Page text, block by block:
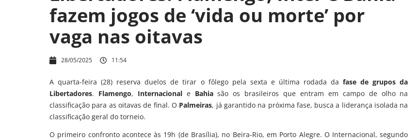
fazem jogos de ‘vida ou morte’ por
vaga nas oitavas
28/05/2025 11:54
A quarta-feira (28) reserva duelos de tirar o fôlego pela sexta e última rodada dafase de grupos da
Libertadores. Flamengo, Internacional e Bahiasão os brasileiros que entram em campo de olho na
classificação para as oitavas de final. O Palmeiras, já garantido na próxima fase, busca a liderança isolada na
classificação geral do torneio.
O primeiro confronto acontece às 19h (de Brasília), no Beira-Rio, em Porto Alegre. O Internacional, segundo